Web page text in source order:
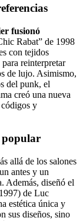
fusionó
Rabat” de 1998
con tejidos
reinterpretar
de lujo. Asimismo,
del punk, el
creó una nueva
y
popular
allá de los salones
antes y un
Además, diseñó el
de Luc
estética única y
sus diseños, sino